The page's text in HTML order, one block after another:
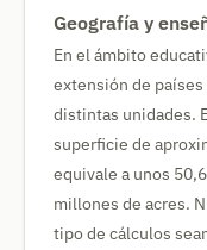
Geografía y
En el ámbito
extensión de
distintas unidades.
superficie de
equivale a unos
millones de acres.
tipo de cálculos